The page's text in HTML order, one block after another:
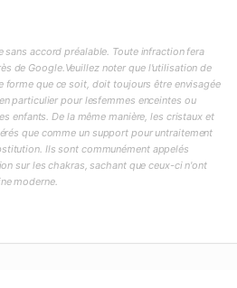
accord préalable. Toute infraction fera
de Google.Veuillez noter que l'utilisation de
forme que ce soit, doit toujours être envisagée
particulier pour lesfemmes enceintes ou
enfants. De la même manière, les cristaux et
que comme un support pour untraitement
Ils sont communément appelés
sur les chakras, sachant que ceux-ci n'ont
moderne.